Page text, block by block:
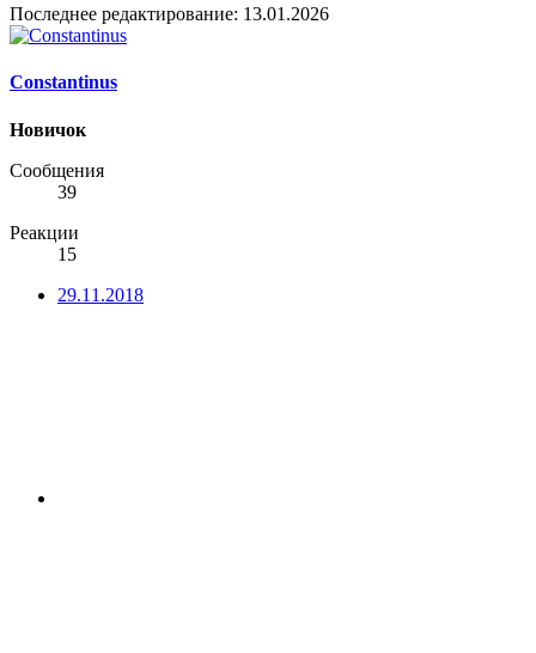
Последнее редактирование: 13.01.2026
Constantinus
Новичок
Сообщения
39
Реакции
15
29.11.2018